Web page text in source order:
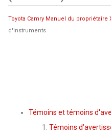
Toyota Camry Manuel du propriétaire
d'instruments
Témoins et témoins
Témoins